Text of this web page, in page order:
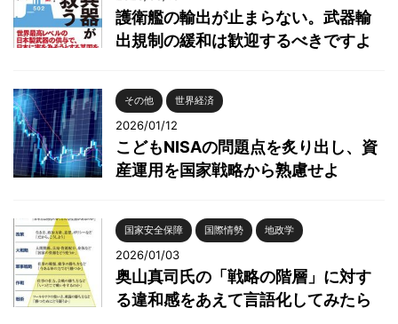
護衛艦の輸出が止まらない。武器輸
出規制の緩和は歓迎するべきですよ
その他 世界経済
2026/01/12
こどもNISAの問題点を炙り出し、資
産運用を国家戦略から熟慮せよ
国家安全保障 国際情勢 地政学
2026/01/03
奥山真司氏の「戦略の階層」に対す
る違和感をあえて言語化してみたら